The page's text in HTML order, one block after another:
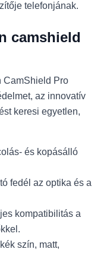
telefonjának.
camshield
CamShield Pro
az innovatív
keresi egyetlen,
és kopásálló
fedél az optika és a
kompatibilitás a
szín, matt,